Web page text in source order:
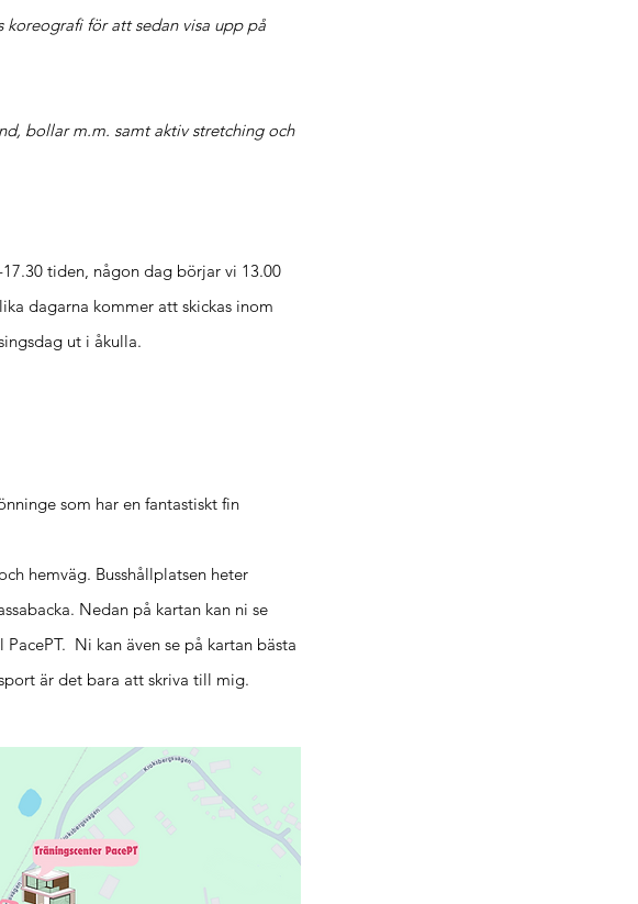
för att sedan visa upp på
bollar m.m. samt aktivstretchingoch
tiden, någon dag börjar vi 13.00
dagarna kommer att skickas inom
ut i åkulla.
som har en fantastiskt fin
hemväg. Busshållplatsen heter
Nedan på kartan kan ni se
Ni kan även se på kartan bästa
är det bara att skriva till mig.